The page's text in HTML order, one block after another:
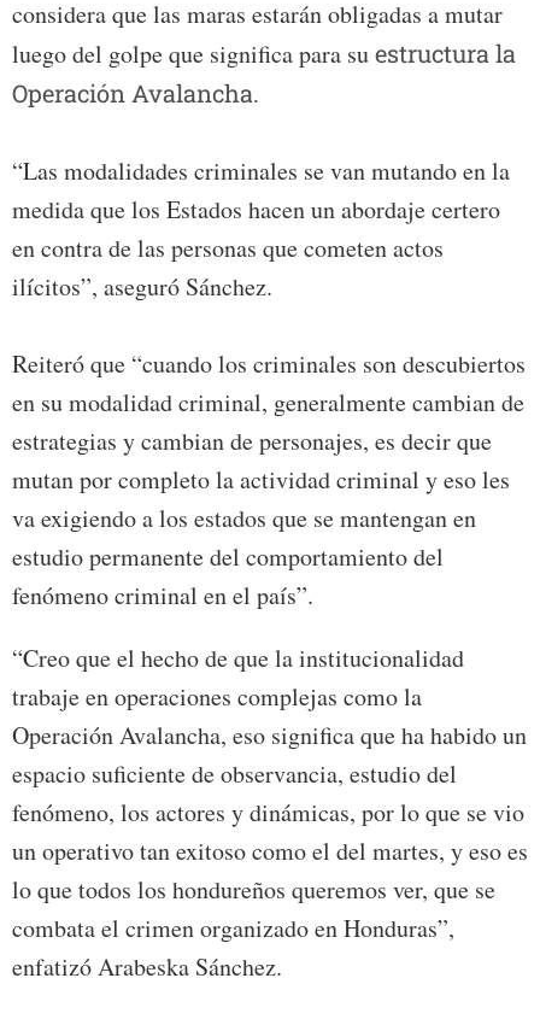
considera que las maras estarán obligadas a mutar
luego del golpe que significa para suestructura la
Operación Avalancha.
“Las modalidades criminales se van mutando en la
medida que los Estados hacen un abordaje certero
en contra de las personas que cometen actos
ilícitos”, aseguró Sánchez.
Reiteró que “cuando los criminales son descubiertos
en su modalidad criminal, generalmente cambian de
estrategias y cambian de personajes, es decir que
mutan por completo la actividad criminal y eso les
va exigiendo a los estados que se mantengan en
estudio permanente del comportamiento del
fenómeno criminal en el país”.
“Creo que el hecho de que la institucionalidad
trabaje en operaciones complejas como la
Operación Avalancha, eso significa que ha habido un
espacio suficiente de observancia, estudio del
fenómeno, los actores y dinámicas, por lo que se vio
un operativo tan exitoso como el del martes, y eso es
lo que todos los hondureños queremos ver, que se
combata el crimen organizado en Honduras”,
enfatizó Arabeska Sánchez.